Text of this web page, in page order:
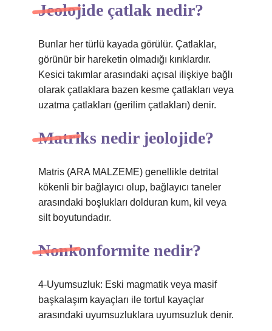
Jeolojide çatlak nedir?
Bunlar her türlü kayada görülür. Çatlaklar,
görünür bir hareketin olmadığı kırıklardır.
Kesici takımlar arasındaki açısal ilişkiye bağlı
olarak çatlaklara bazen kesme çatlakları veya
uzatma çatlakları (gerilim çatlakları) denir.
Matriks nedir jeolojide?
Matris (ARA MALZEME) genellikle detrital
kökenli bir bağlayıcı olup, bağlayıcı taneler
arasındaki boşlukları dolduran kum, kil veya
silt boyutundadır.
Nonkonformite nedir?
4-Uyumsuzluk: Eski magmatik veya masif
başkalaşım kayaçları ile tortul kayaçlar
arasındaki uyumsuzluklara uyumsuzluk denir.